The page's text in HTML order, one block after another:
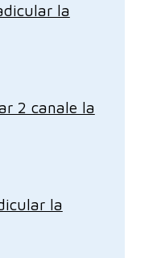
la
2 canale la
la